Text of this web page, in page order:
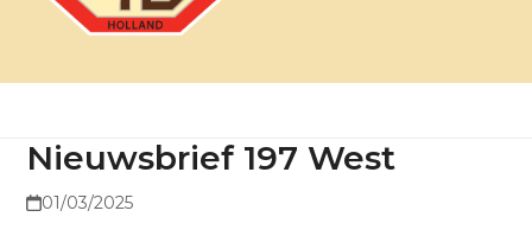
Nieuwsbrief 197 West
01/03/2025